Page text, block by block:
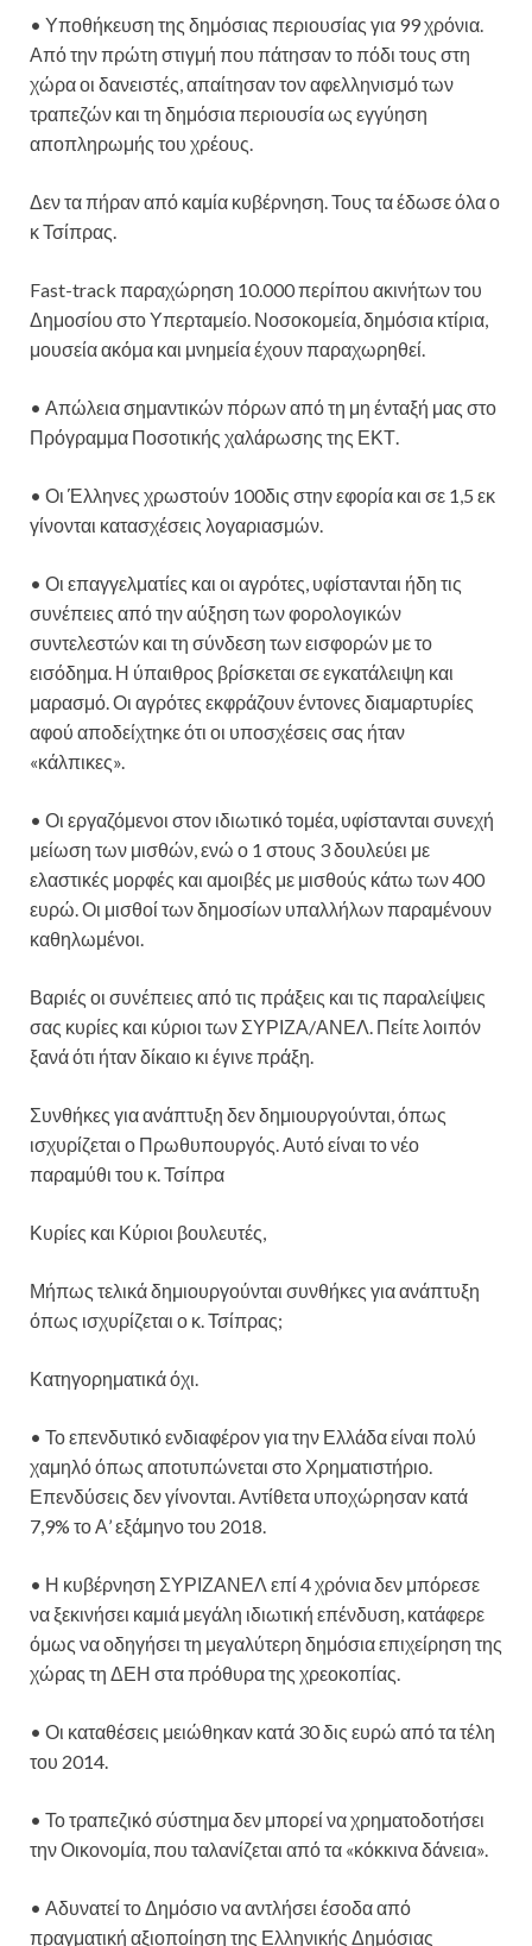
• Υποθήκευση της δημόσιας περιουσίας για 99 χρόνια.
Από την πρώτη στιγμή που πάτησαν το πόδι τους στη
χώρα οι δανειστές, απαίτησαν τον αφελληνισμό των
τραπεζών και τη δημόσια περιουσία ως εγγύηση
αποπληρωμής του χρέους.
Δεν τα πήραν από καμία κυβέρνηση. Τους τα έδωσε όλα ο
κ Τσίπρας.
Fast-track παραχώρηση 10.000 περίπου ακινήτων του
Δημοσίου στο Υπερταμείο. Νοσοκομεία, δημόσια κτίρια,
μουσεία ακόμα και μνημεία έχουν παραχωρηθεί.
• Απώλεια σημαντικών πόρων από τη μη ένταξή μας στο
Πρόγραμμα Ποσοτικής χαλάρωσης της ΕΚΤ.
• Οι Έλληνες χρωστούν 100δις στην εφορία και σε 1,5 εκ
γίνονται κατασχέσεις λογαριασμών.
• Οι επαγγελματίες και οι αγρότες, υφίστανται ήδη τις
συνέπειες από την αύξηση των φορολογικών
συντελεστών και τη σύνδεση των εισφορών με το
εισόδημα. Η ύπαιθρος βρίσκεται σε εγκατάλειψη και
μαρασμό. Οι αγρότες εκφράζουν έντονες διαμαρτυρίες
αφού αποδείχτηκε ότι οι υποσχέσεις σας ήταν
«κάλπικες».
• Οι εργαζόμενοι στον ιδιωτικό τομέα, υφίστανται συνεχή
μείωση των μισθών, ενώ ο 1 στους 3 δουλεύει με
ελαστικές μορφές και αμοιβές με μισθούς κάτω των 400
ευρώ. Οι μισθοί των δημοσίων υπαλλήλων παραμένουν
καθηλωμένοι.
Βαριές οι συνέπειες από τις πράξεις και τις παραλείψεις
σας κυρίες και κύριοι των ΣΥΡΙΖΑ/ΑΝΕΛ. Πείτε λοιπόν
ξανά ότι ήταν δίκαιο κι έγινε πράξη.
Συνθήκες για ανάπτυξη δεν δημιουργούνται, όπως
ισχυρίζεται ο Πρωθυπουργός. Αυτό είναι το νέο
παραμύθι του κ. Τσίπρα
Κυρίες και Κύριοι βουλευτές,
Μήπως τελικά δημιουργούνται συνθήκες για ανάπτυξη
όπως ισχυρίζεται ο κ. Τσίπρας;
Κατηγορηματικά όχι.
• Το επενδυτικό ενδιαφέρον για την Ελλάδα είναι πολύ
χαμηλό όπως αποτυπώνεται στο Χρηματιστήριο.
Επενδύσεις δεν γίνονται. Αντίθετα υποχώρησαν κατά
7,9% το Α’ εξάμηνο του 2018.
• Η κυβέρνηση ΣΥΡΙΖΑΝΕΛ επί 4 χρόνια δεν μπόρεσε
να ξεκινήσει καμιά μεγάλη ιδιωτική επένδυση, κατάφερε
όμως να οδηγήσει τη μεγαλύτερη δημόσια επιχείρηση της
χώρας τη ΔΕΗ στα πρόθυρα της χρεοκοπίας.
• Οι καταθέσεις μειώθηκαν κατά 30 δις ευρώ από τα τέλη
του 2014.
• Το τραπεζικό σύστημα δεν μπορεί να χρηματοδοτήσει
την Οικονομία, που ταλανίζεται από τα «κόκκινα δάνεια».
• Αδυνατεί το Δημόσιο να αντλήσει έσοδα από
πραγματική αξιοποίηση της Ελληνικής Δημόσιας